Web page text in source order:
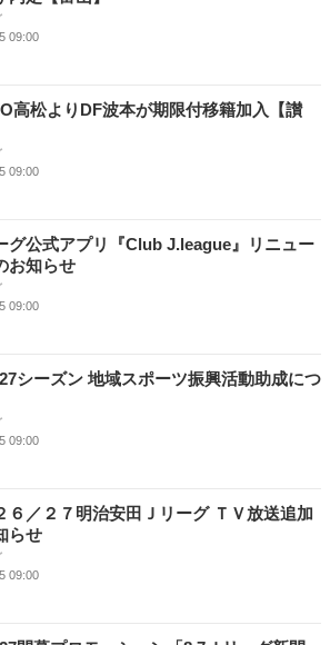
09:00
高松よりDF波本が期限付移籍加入【讃
09:00
グ公式アプリ『Club J.league』リニュー
お知らせ
09:00
シーズン 地域スポーツ振興活動助成につ
09:00
６／２７明治安田Ｊリーグ ＴＶ放送追加
らせ
09:00